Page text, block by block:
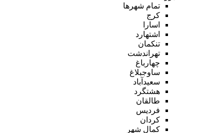
تمام شهر‌ها
کرج
اسارا
اشتهارد
تنکمان
تهراندشت
چهارباغ
ساوجبلاغ
سعیدآباد
هشتگرد
طالقان
فردیس
کردان
کمال شهر